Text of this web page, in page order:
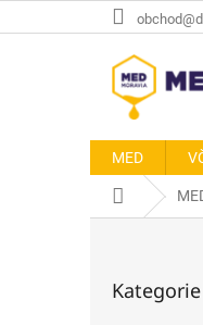
na
MED
Domů
kategorie
Kategorie